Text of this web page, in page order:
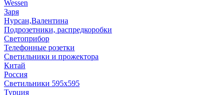
Wessen
Заря
Нурсан,Валентина
Подрозетники, распредкоробки
Светоприбор
Телефонные розетки
Светильники и прожектора
Китай
Россия
Светильники 595х595
Турция